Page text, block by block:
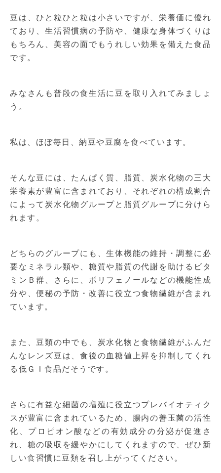
豆は、ひと粒ひと粒は小さいですが、栄養価に優れ
ており、生活習慣病の予防や、健康な身体づくりは
もちろん、美容の面でもうれしい効果を備えた食品
です。
みなさんも普段の食生活に豆を取り入れてみましょ
う。
私は、ほぼ毎日、納豆や豆腐を食べています。
そんな豆には、たんぱく質、脂質、炭水化物の三大
栄養素が豊富に含まれており、それぞれの構成割合
によって炭水化物グループと脂質グループに分けら
れます。
どちらのグループにも、生体機能の維持・調整に必
要なミネラル類や、糖質や脂質の代謝を助けるビタ
ミンＢ群、さらに、ポリフェノールなどの機能性成
分や、便秘の予防・改善に役立つ食物繊維が含まれ
ています。
また、豆類の中でも、炭水化物と食物繊維がふんだ
んなレンズ豆は、食後の血糖値上昇を抑制してくれ
る低ＧＩ食品だそうです。
さらに有益な細菌の増殖に役立つプレバイオティク
スが豊富に含まれているため、腸内の善玉菌の活性
化、プロピオン酸などの有効成分の分泌が促進さ
れ、糖の吸収を緩やかにしてくれますので、ぜひ新
しい食習慣に豆類を召し上がってください。